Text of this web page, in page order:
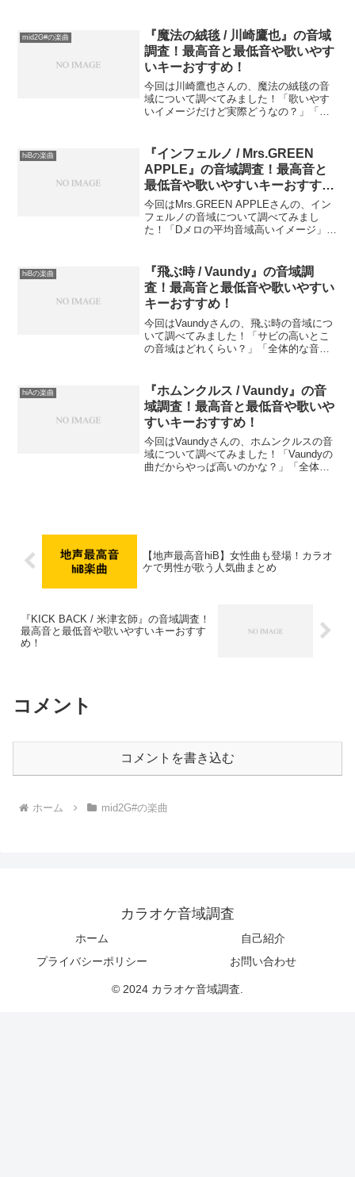
の記事では、『IRIS OUT』の音域（最低
音〜最高音...
mid2G#の楽曲
『魔法の絨毯 / 川崎鷹也』の音域
調査！最高音と最低音や歌いやす
いキーおすすめ！
今回は川崎鷹也さんの、魔法の絨毯の音
域について調べてみました！「歌いやす
いイメージだけど実際どうなの？」「難
は、『魔法の絨毯』の音域（最低音〜最
高音）を細かく分析し、さ...
hiBの楽曲
『インフェルノ / Mrs.GREEN
APPLE』の音域調査！最高音と
最低音や歌いやすいキーおすす
め！
今回はMrs.GREEN APPLEさんの、イン
フェルノの音域について調べてみまし
た！「Dメロの平均音域高いイメージ」
うか？この記事では、『インフェルノ』
の音域（最低音〜最...
hiBの楽曲
『飛ぶ時 / Vaundy』の音域調
査！最高音と最低音や歌いやすい
キーおすすめ！
今回はVaundyさんの、飛ぶ時の音域につ
いて調べてみました！「サビの高いとこ
の音域はどれくらい？」「全体的な音域
時』の音域（最低音〜最高音）を細かく
分析し、さらにカラオ...
hiAの楽曲
『ホムンクルス / Vaundy』の音
域調査！最高音と最低音や歌いや
すいキーおすすめ！
今回はVaundyさんの、ホムンクルスの音
域について調べてみました！「Vaundyの
曲だからやっぱ高いのかな？」「全体的
【地声最高音hiB】女性曲も登場！カラオ
ケで男性が歌う人気曲まとめ
『KICK BACK / 米津玄師』の音域調査！
最高音と最低音や歌いやすいキーおすす
め！
コメント
コメントを書き込む
ホーム mid2G#の楽曲
カラオケ音域調査
ホーム
自己紹介
プライバシーポリシー
お問い合わせ
© 2024 カラオケ音域調査.